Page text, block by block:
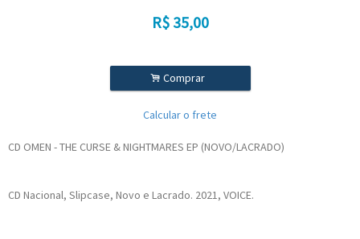
R$ 35,00
. Comprar
Calcular o frete
CD OMEN - THE CURSE & NIGHTMARES EP (NOVO/LACRADO)
CD Nacional, Slipcase, Novo e Lacrado. 2021, VOICE.